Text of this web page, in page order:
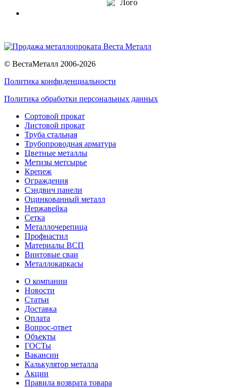
© ВестаМеталл 2006-2026
Политика конфиденциальности
Политика обработки персональных данных
Сортовой прокат
Листовой прокат
Труба стальная
Трубопроводная арматура
Цветные металлы
Метизы метсырье
Крепеж
Ограждения
Сэндвич панели
Оцинкованный металл
Нержавейка
Сетка
Металлочерепица
Профнастил
Материалы ВСП
Винтовые сваи
Металлокаркасы
О компании
Новости
Статьи
Доставка
Оплата
Вопрос-ответ
Объекты
ГОСТы
Вакансии
Калькулятор металла
Акции
Правила возврата товара